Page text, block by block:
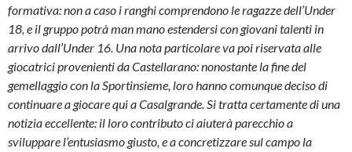
formativa: non a caso i ranghi comprendono le ragazze dell’Under
18, e il gruppo potrà man mano estendersi con giovani talenti in
arrivo dall’Under 16. Una nota particolare va poi riservata alle
giocatrici provenienti da Castellarano: nonostante la fine del
gemellaggio con la Sportinsieme, loro hanno comunque deciso di
continuare a giocare qui a Casalgrande. Si tratta certamente di una
notizia eccellente: il loro contributo ci aiuterà parecchio a
sviluppare l’entusiasmo giusto, e a concretizzare sul campo la